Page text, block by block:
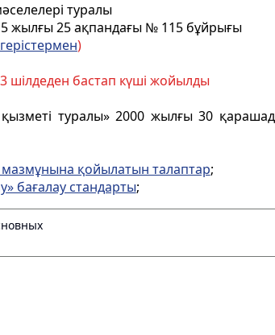
туралы
жылғы 25 ақпандағы № 115 бұйрығы
)
шілдеден бастап күші жойылды
туралы» 2000 жылғы 30
қойылатын талаптар;
бағалау стандарты;